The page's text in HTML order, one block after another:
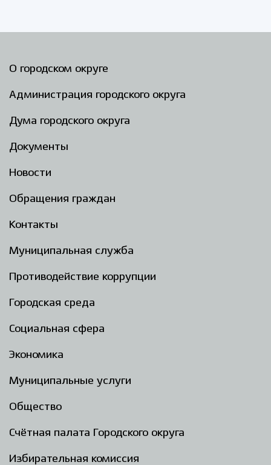
О городском округе
Администрация городского округа
Дума городского округа
Документы
Новости
Обращения граждан
Контакты
Муниципальная служба
Противодействие коррупции
Городская среда
Социальная сфера
Экономика
Муниципальные услуги
Общество
Счётная палата Городского округа
Избирательная комиссия